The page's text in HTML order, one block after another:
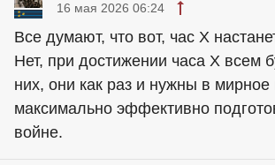
16 мая 2026 06:24
Все думают, что вот, час Х
Нет, при достижении часа Х всем
них, они как раз и нужны в
максимально эффективно
войне.